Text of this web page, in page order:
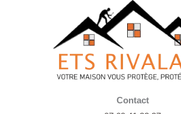
Contact